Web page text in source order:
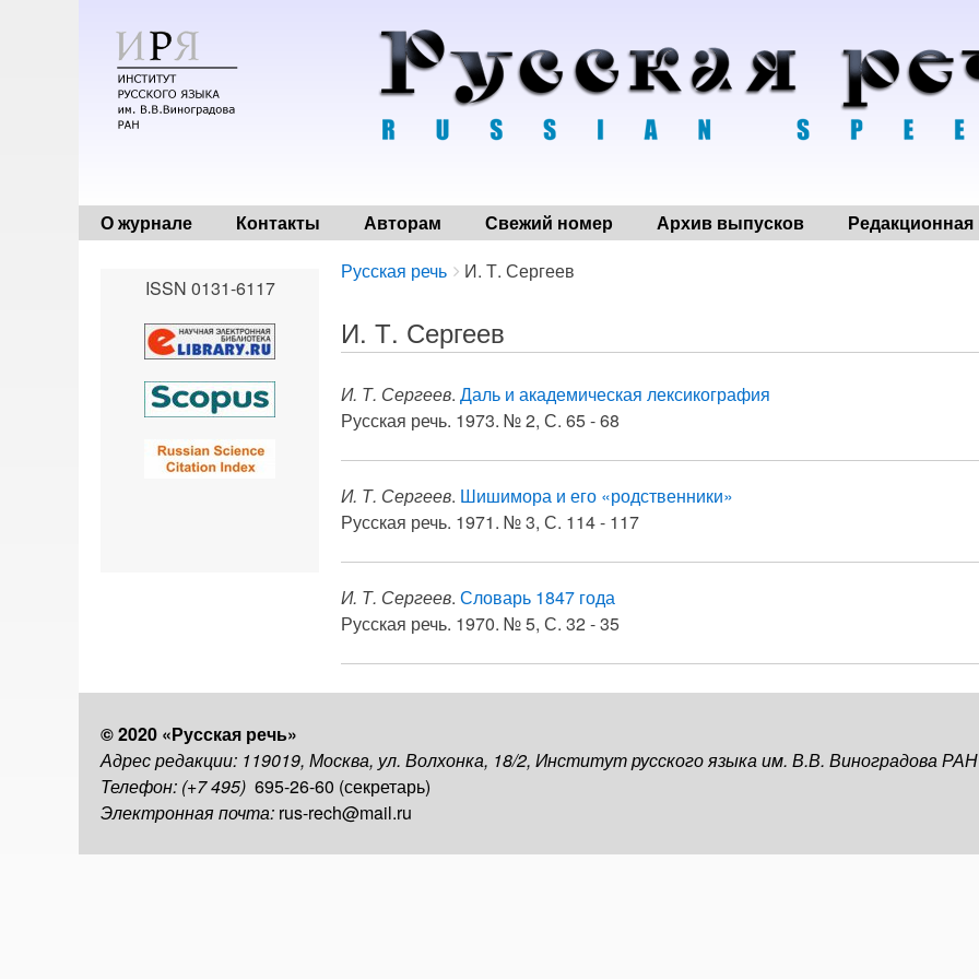
О журнале Контакты Авторам Свежий номер Архив выпусков Редакционная
Breadcrumbs
You
here:
Русская речь И. Т. Сергеев
И. Т. Сергеев
И. Т. Сергеев. Даль и академическая лексикография
Русская речь. 1973. № 2, С. 65 - 68
И. Т. Сергеев. Шишимора и его «родственники»
Русская речь. 1971. № 3, С. 114 - 117
И. Т. Сергеев. Словарь 1847 года
Русская речь. 1970. № 5, С. 32 - 35
ISSN 0131-6117
© 2020 «Русская речь»
Адрес редакции: 119019, Москва, ул. Волхонка, 18/2, Институт русского языка им. В.В. Виноградова РАН
Телефон: (+7 495) 695-26-60 (секретарь)
Электронная почта: rus-rech@mail.ru